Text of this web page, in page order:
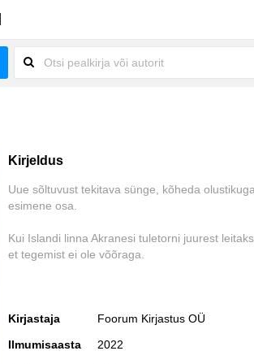
Kirjeldus
Uue sõltuvust tekitava sünge, kõheda
esimene osa.
Kui Islandi linna Akranesi tuletorni juurest
et tegemist ei ole võõraga.
jahmatava saladuse, mille mõjud ulatuvad
Elma ja tema meeskond toovad päevavalgele
Kirjastaja
Foorum Kirjastus OÜ
Ilmumisaasta
2022